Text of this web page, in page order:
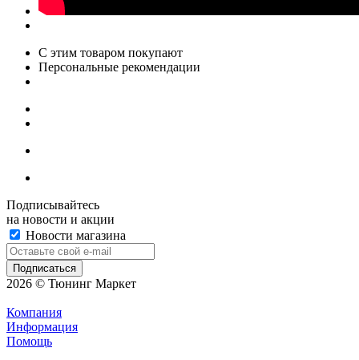
С этим товаром покупают
Персональные рекомендации
Подписывайтесь
на новости и акции
Новости магазина
2026 © Тюнинг Маркет
Компания
Информация
Помощь